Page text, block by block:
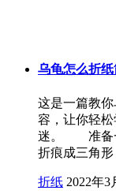
乌龟怎么折
这是一篇教
容，让你轻
迷。 准备一
折痕成三角
折纸 2022年3